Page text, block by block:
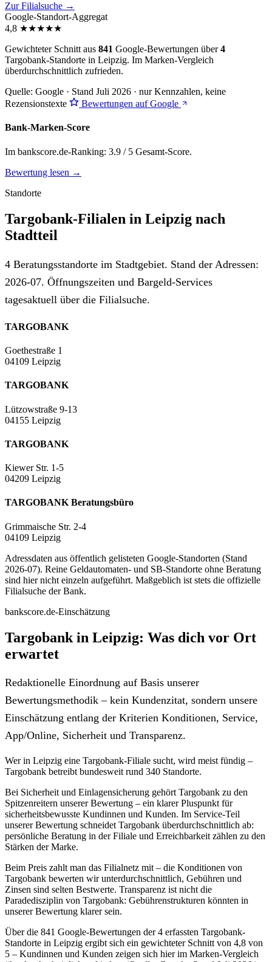
Zur Filialsuche →
Google-Standort-Aggregat
4,8 ★★★★★
Gewichteter Schnitt aus 841 Google-Bewertungen über4
Targobank-Standorte in Leipzig. Im Marken-Vergleich
überdurchschnittlich zufrieden.
Quelle: Google · Stand Juli 2026 · nur Kennzahlen, keine
Rezensionstexte
Bewertungen auf Google
Bank-Marken-Score
Im bankscore.de-Ranking: 3.9 / 5 Gesamt-Score.
Bewertung lesen →
Standorte
Targobank-Filialen in Leipzig nach
Stadtteil
4 Beratungsstandorte im Stadtgebiet. Stand der Adressen:
2026-07. Öffnungszeiten und Bargeld-Services
tagesaktuell über die Filialsuche.
TARGOBANK
Goethestraße 1
04109 Leipzig
TARGOBANK
Lützowstraße 9-13
04155 Leipzig
TARGOBANK
Kiewer Str. 1-5
04209 Leipzig
TARGOBANK Beratungsbüro
Grimmaische Str. 2-4
04109 Leipzig
Adressdaten aus öffentlich gelisteten Google-Standorten (Stand
2026-07). Reine Geldautomaten- und SB-Standorte ohne Beratung
sind hier nicht einzeln aufgeführt. Maßgeblich ist stets die offizielle
Filialsuche der Bank.
bankscore.de-Einschätzung
Targobank in Leipzig: Was dich vor Ort
erwartet
Redaktionelle Einordnung auf Basis unserer
Bewertungsmethodik – kein Kundenzitat, sondern unsere
Einschätzung entlang der Kriterien Konditionen, Service,
App/Online, Sicherheit und Transparenz.
Wer in Leipzig eine Targobank-Filiale sucht, wird meist fündig –
Targobank betreibt bundesweit rund 340 Standorte.
Bei Sicherheit und Einlagensicherung gehört Targobank zu den
Spitzenreitern unserer Bewertung – ein klarer Pluspunkt für
sicherheitsbewusste Kundinnen und Kunden. Im Service-Teil
unserer Bewertung schneidet Targobank überdurchschnittlich ab:
persönliche Beratung in der Filiale und Erreichbarkeit zählen zu den
Stärken der Marke.
Beim Preis zahlt man das Filialnetz mit – die Konditionen von
Targobank bewerten wir unterdurchschnittlich, Gebühren und
Zinsen sind selten Bestwerte. Transparenz ist nicht die
Paradedisziplin von Targobank: Gebührenstrukturen könnten in
unserer Bewertung klarer sein.
Über die 841 Google-Bewertungen der 4 erfassten Targobank-
Standorte in Leipzig ergibt sich ein gewichteter Schnitt von 4,8 von
5 – Kundinnen und Kunden zeigen sich hier im Marken-Vergleich